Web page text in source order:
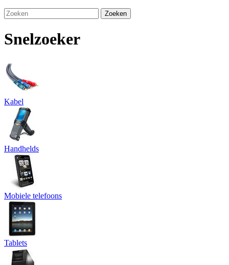
Zoeken
Snelzoeker
Kabel
Handhelds
Mobiele telefoons
Tablets